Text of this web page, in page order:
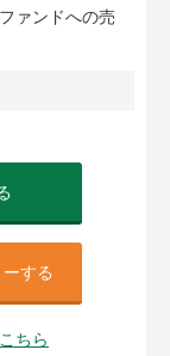
ァンドへの売
する
ちら